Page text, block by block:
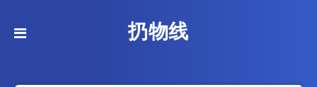
扔物线